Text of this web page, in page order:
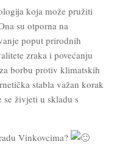
koja može pružiti
su otporna na
poput prirodnih
zraka i povećanju
borbu protiv klimatskih
stabla važan korak
se živjeti u skladu s
Vinkovcima?